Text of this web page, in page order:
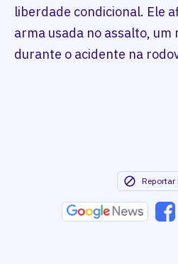
liberdade condicional. Ele
arma usada no assalto,
durante o acidente na
Reportar